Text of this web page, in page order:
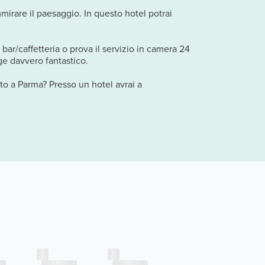
il paesaggio. In questo hotel potrai
caffetteria o prova il servizio in camera 24
davvero fantastico.
Parma? Presso un hotel avrai a